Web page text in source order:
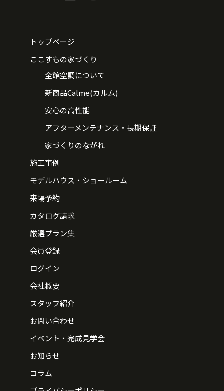
トップページ
ここすもの家づくり
全館空調について
新商品Calme(カルム)
安心の高性能
アフターメンテナンス・長期保証
家づくりのながれ
施工事例
モデルハウス・ショールーム
来場予約
カタログ請求
厳選プラン集
会員登録
ログイン
会社概要
スタッフ紹介
お問い合わせ
イベント・完成見学会
お知らせ
コラム